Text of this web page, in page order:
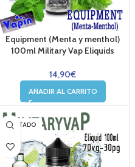
Equipment (Menta y menthol)
100ml Military Vap Eliquids
14,90€
AÑADIR AL CARRITO
AGOTADO